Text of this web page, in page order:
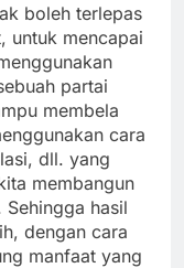
boleh terlepas
untuk mencapai
partai
membela
cara
dll. yang
membangun
hasil
dengan cara
manfaat yang